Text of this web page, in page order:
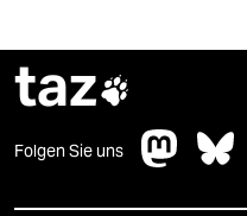
taz
Folgen Sie uns